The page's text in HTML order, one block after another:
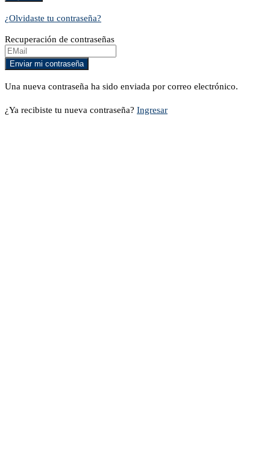
¿Olvidaste tu contraseña?
Recuperación de contraseñas
Una nueva contraseña ha sido enviada por correo electrónico.
¿Ya recibiste tu nueva contraseña? Ingresar